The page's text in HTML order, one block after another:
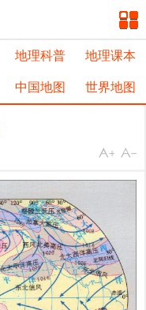
地理科普 地理课本
中国地图 世界地图